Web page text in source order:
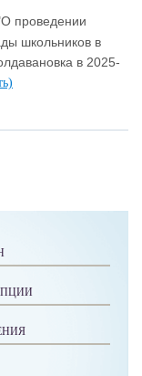
проведении
школьников в
в 2025-